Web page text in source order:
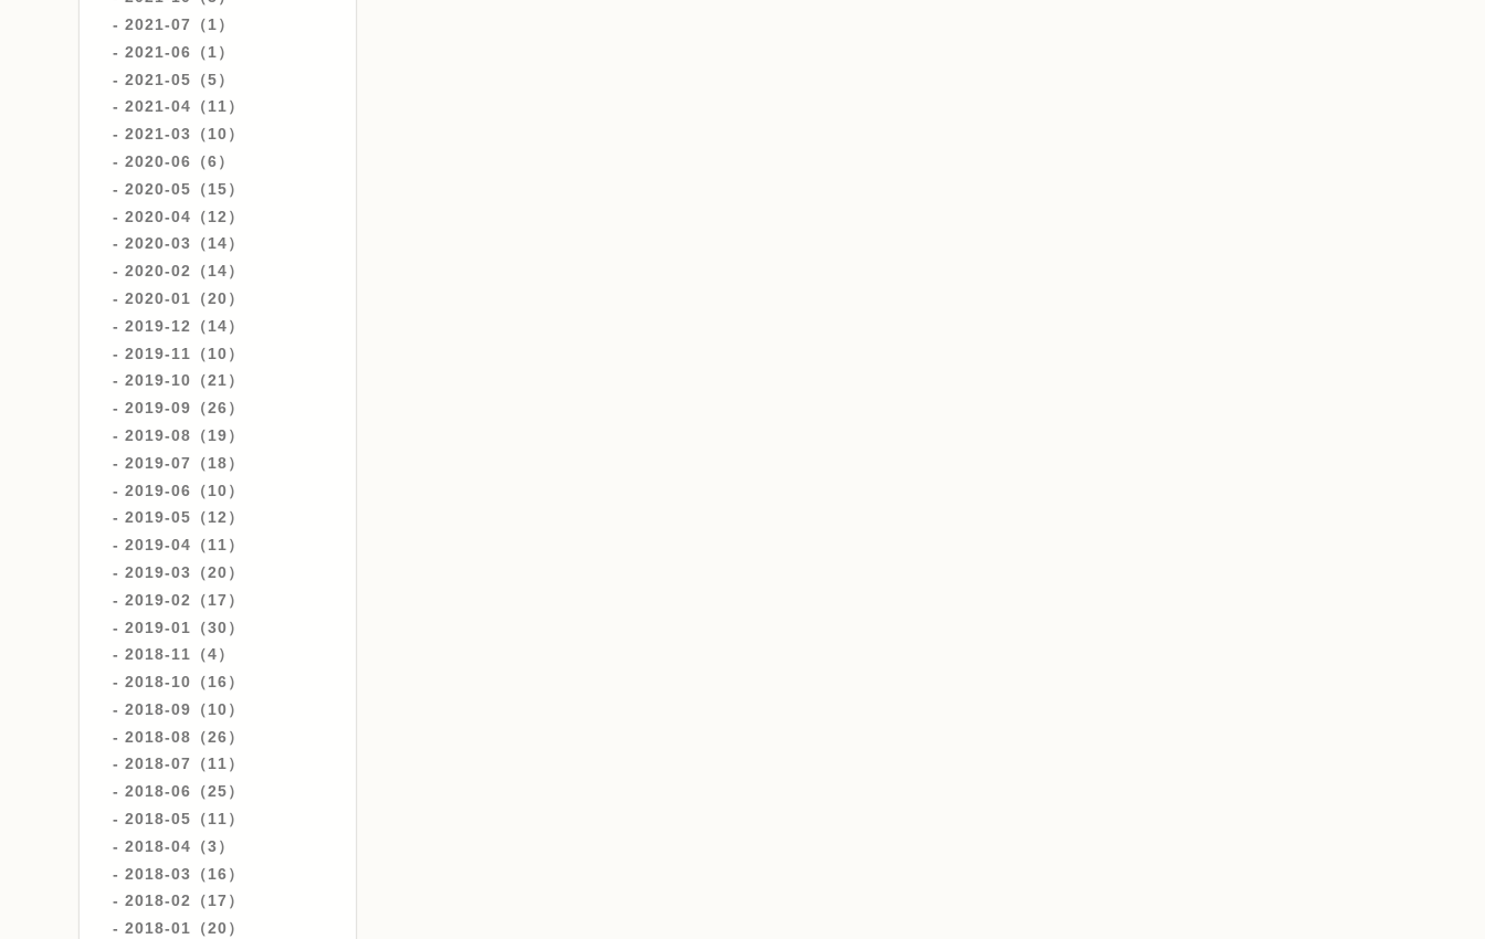
2021-07（1）
2021-06（1）
2021-05（5）
2021-04（11）
2021-03（10）
2020-06（6）
2020-05（15）
2020-04（12）
2020-03（14）
2020-02（14）
2020-01（20）
2019-12（14）
2019-11（10）
2019-10（21）
2019-09（26）
2019-08（19）
2019-07（18）
2019-06（10）
2019-05（12）
2019-04（11）
2019-03（20）
2019-02（17）
2019-01（30）
2018-11（4）
2018-10（16）
2018-09（10）
2018-08（26）
2018-07（11）
2018-06（25）
2018-05（11）
2018-04（3）
2018-03（16）
2018-02（17）
2018-01（20）